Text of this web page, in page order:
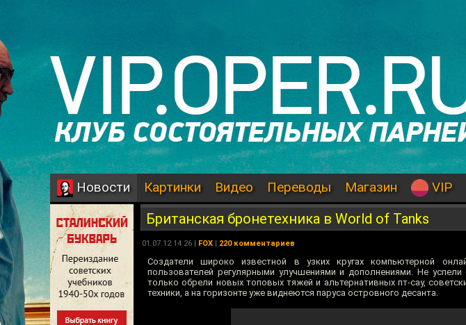
Новости Картинки Видео Переводы Магазин VIP
Британская бронетехника в World of Tanks
01.07.12 14:26 | FOX | 220 комментариев
Создатели широко известной в узких кругах компьютерной
пользователей регулярными улучшениями и дополнениями. Не
только обрели новых топовых тяжей и альтернативных пт-сау,
техники, а на горизонте уже виднеются паруса островного десанта.